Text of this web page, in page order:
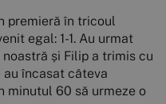
premieră în tricoul
egal: 1-1. Au urmat
și Filip a trimis cu
încasat câteva
minutul 60 să urmeze o